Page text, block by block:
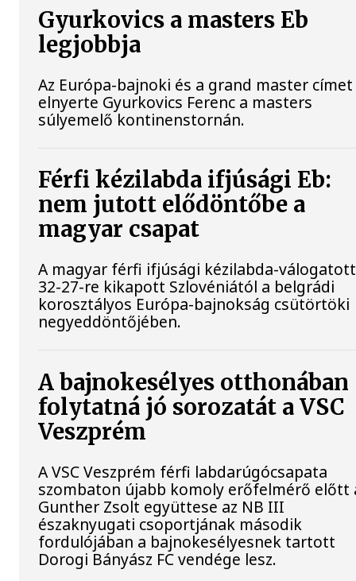
Gyurkovics a masters Eb
legjobbja
Az Európa-bajnoki és a grand master
elnyerte Gyurkovics Ferenc a masters
súlyemelő kontinenstornán.
Férfi kézilabda ifjúsági Eb:
nem jutott elődöntőbe a
magyar csapat
A magyar férfi ifjúsági kézilabda-válogatott
32-27-re kikapott Szlovéniától a belgrádi
korosztályos Európa-bajnokság csütörtöki
negyeddöntőjében.
A bajnokesélyes otthonában
folytatná jó sorozatát a VSC
Veszprém
A VSC Veszprém férfi labdarúgócsapata
szombaton újabb komoly erőfelmérő előtt
Gunther Zsolt együttese az NB III
északnyugati csoportjának második
fordulójában a bajnokesélyesnek tartott
Dorogi Bányász FC vendége lesz.